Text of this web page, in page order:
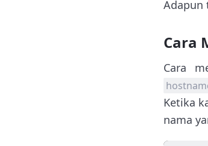
Adapun
Cara
Cara
Ketika
nama